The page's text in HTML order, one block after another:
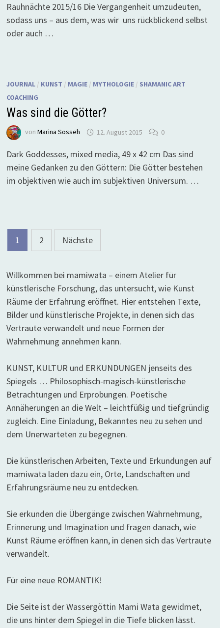
Rauhnächte 2015/16 Die Vergangenheit umzudeuten,
sodass uns – aus dem, was wir uns rückblickend selbst
oder auch …
JOURNAL/ KUNST / MAGIE/ MYTHOLOGIE/ SHAMANIC ART
COACHING
Was sind die Götter?
von Marina Sosseh 12. August 2015 0
Dark Goddesses, mixed media, 49 x 42 cm Das sind
meine Gedanken zu den Göttern: Die Götter bestehen
im objektiven wie auch im subjektiven Universum. …
Seitennummerierung
der
Beiträge
1 2 Nächste
Willkommen bei mamiwata – einem Atelier für
künstlerische Forschung, das untersucht, wie Kunst
Räume der Erfahrung eröffnet. Hier entstehen Texte,
Bilder und künstlerische Projekte, in denen sich das
Vertraute verwandelt und neue Formen der
Wahrnehmung annehmen kann.
KUNST, KULTUR und ERKUNDUNGEN jenseits des
Spiegels … Philosophisch-magisch-künstlerische
Betrachtungen und Erprobungen. Poetische
Annäherungen an die Welt – leichtfüßig und tiefgründig
zugleich. Eine Einladung, Bekanntes neu zu sehen und
dem Unerwarteten zu begegnen.
Die künstlerischen Arbeiten, Texte und Erkundungen auf
mamiwata laden dazu ein, Orte, Landschaften und
Erfahrungsräume neu zu entdecken.
Sie erkunden die Übergänge zwischen Wahrnehmung,
Erinnerung und Imagination und fragen danach, wie
Kunst Räume eröffnen kann, in denen sich das Vertraute
verwandelt.
Für eine neue ROMANTIK!
Die Seite ist der Wassergöttin Mami Wata gewidmet,
die uns hinter dem Spiegel in die Tiefe blicken lässt.